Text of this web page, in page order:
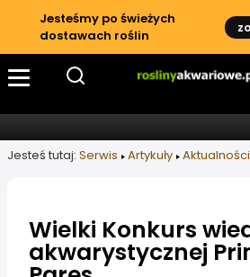
Jesteśmy po świeżych
dostawach roślin
Jesteś tutaj: Serwis Artykuły
Wielki Konkurs
akwarystycznej